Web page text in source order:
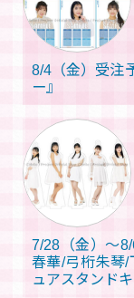
8/4（金）受注
ー』
7/28（金）～
春華/弓桁朱琴/
ュアスタンドキ